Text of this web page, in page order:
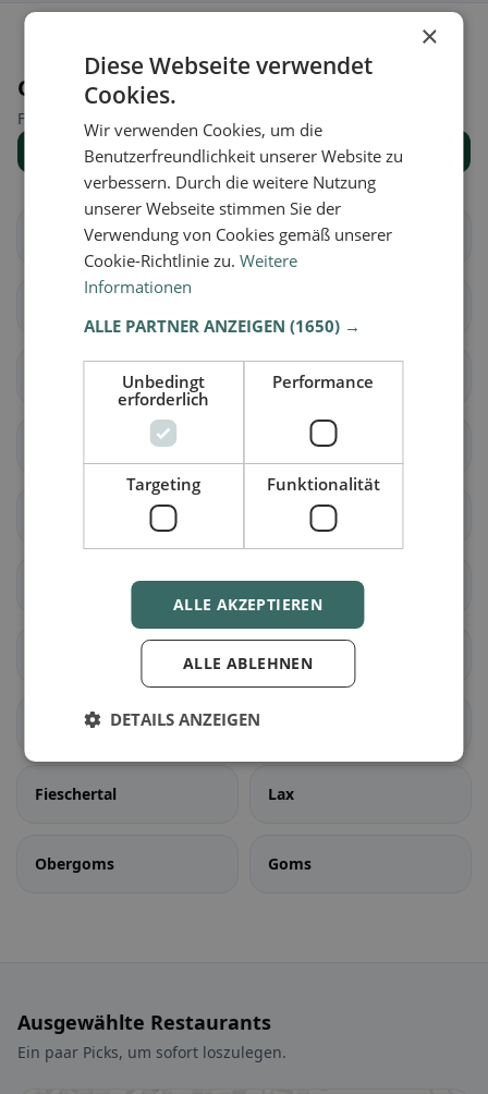
Orte in der Nähe
Finde den passenden Ort für deine Restaurantsuche.
Alle Orte anzeigen
Brig-Glis Eggerberg
Termen
Ardon
Orsières
Sembrancher Val de Bagnes
Binn
Fieschertal Lax
Obergoms Goms
Ausgewählte Restaurants
Ein paar Picks, um sofort loszulegen.
×
Diese Webseite verwendet
Cookies.
Wir verwenden Cookies, um die
Benutzerfreundlichkeit unserer Website zu
verbessern. Durch die weitere Nutzung
unserer Webseite stimmen Sie der
Verwendung von Cookies gemäß unserer
Cookie-Richtlinie zu.Weitere
Informationen
ALLE PARTNER ANZEIGEN(1650) →
Unbedingt
erforderlich
Performance
Targeting Funktionalität
ALLE AKZEPTIEREN
ALLE ABLEHNEN
DETAILS ANZEIGEN